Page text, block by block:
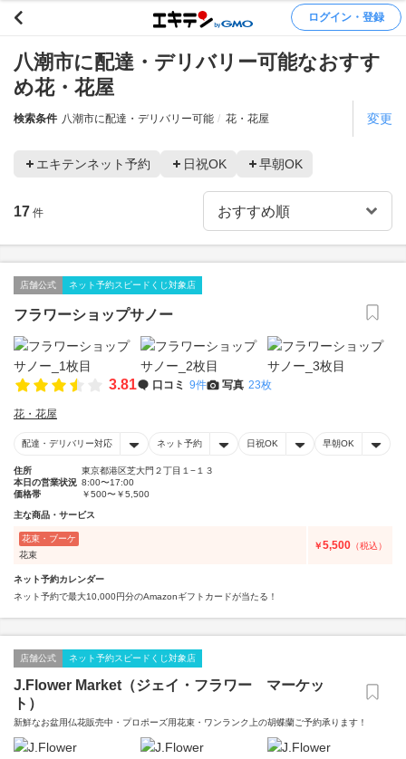
ログイン・登録
八潮市に配達・デリバリー可能なおすす
め花・花屋
検索条件 八潮市に配達・デリバリー可能 花・花屋 変更
エキテンネット予約 日祝OK 早朝OK
17 件
店舗公式 ネット予約スピードくじ対象店
フラワーショップサノー
3.81 口コミ 9件 写真 23枚
花・花屋
配達・デリバリー対応 ネット予約 日祝OK 早朝OK
住所
東京都港区芝大門２丁目１−１３
本日の営業状況 8:00〜17:00
価格帯
￥500〜￥5,500
主な商品・サービス
花束・ブーケ
花束
￥5,500 （税込）
ネット予約カレンダー
ネット予約で最大10,000円分のAmazonギフトカードが当たる！
店舗公式 ネット予約スピードくじ対象店
J.Flower Market（ジェイ・フラワー マーケッ
ト）
新鮮なお盆用仏花販売中・プロポーズ用花束・ワンランク上の胡蝶蘭ご予約承ります！